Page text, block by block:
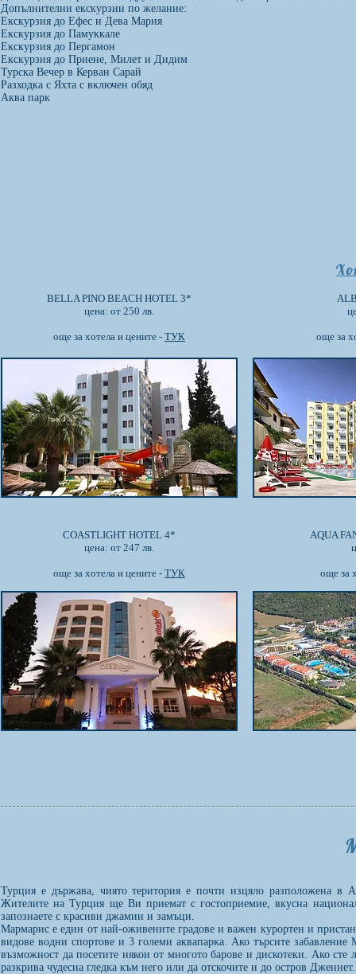
Допълнителни екскурзии по желание:
Екскурзия до Ефес и Дева Мария
Екскурзия до Памуккале
Екскурзия до Пергамон
Екскурзия до Приене, Милет и Дидим
Турска Вечер в Керван Сарай
Разходка с Яхта с включен обяд
Аква парк
BELLA PINO BEACH HOTEL 3*
цена: от 250 лв.
още за хотела и цените - ТУК още за
COASTLIGHT HOTEL 4*
цена: от 247 лв.
още за хотела и цените - ТУК
AQUA
още за
Турция е държава, чиято територия е почти изцяло разположена
Жителите на Турция ще Ви приемат с гостоприемие, вкусна
запознаете с красиви джамии и замъци.
Мармарис е един от най-оживените градове и важен курортен и
видове водни спортове и 3 големи аквапарка. Ако търсите
възможност да посетите някои от многото барове и дискотеки. Ако
разкрива чудесна гледка към него или да отскочите и до остров Дженнет.